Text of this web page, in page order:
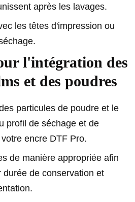
après les lavages.
les têtes d'impression ou
l'intégration des
et des poudres
particules de poudre et le
profil de séchage et de
encre DTF Pro.
de manière appropriée afin
durée de conservation et